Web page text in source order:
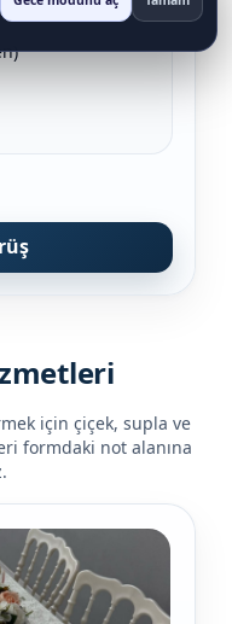
için çiçek, supla ve
formdaki not alanına